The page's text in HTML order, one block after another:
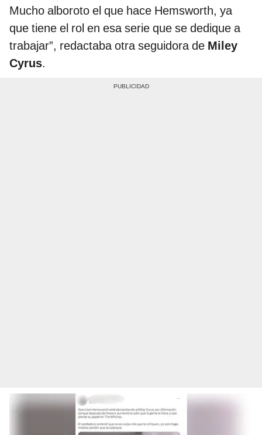
Mucho alboroto el que hace Hemsworth, ya
que tiene el rol en esa serie que se dedique a
trabajar”, redactaba otra seguidora de Miley
Cyrus.